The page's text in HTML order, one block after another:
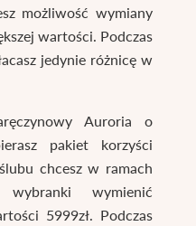
możliwość wymiany
wartości. Podczas
jedynie różnicę w
Auroria o
pakiet korzyści
chcesz w ramach
wymienić
5999zł. Podczas